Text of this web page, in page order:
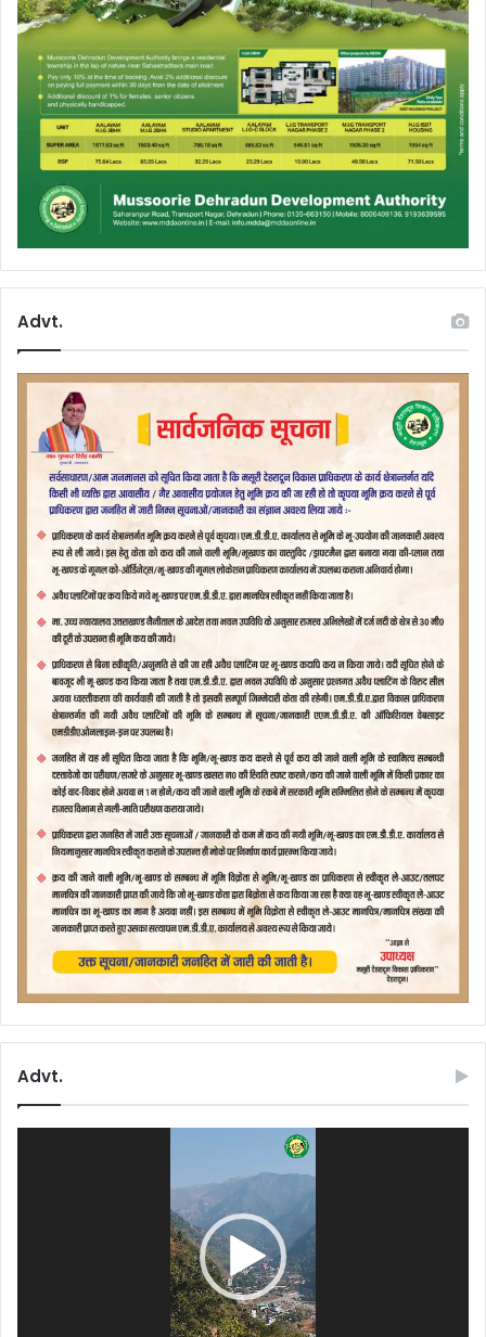
Advt.
Advt.